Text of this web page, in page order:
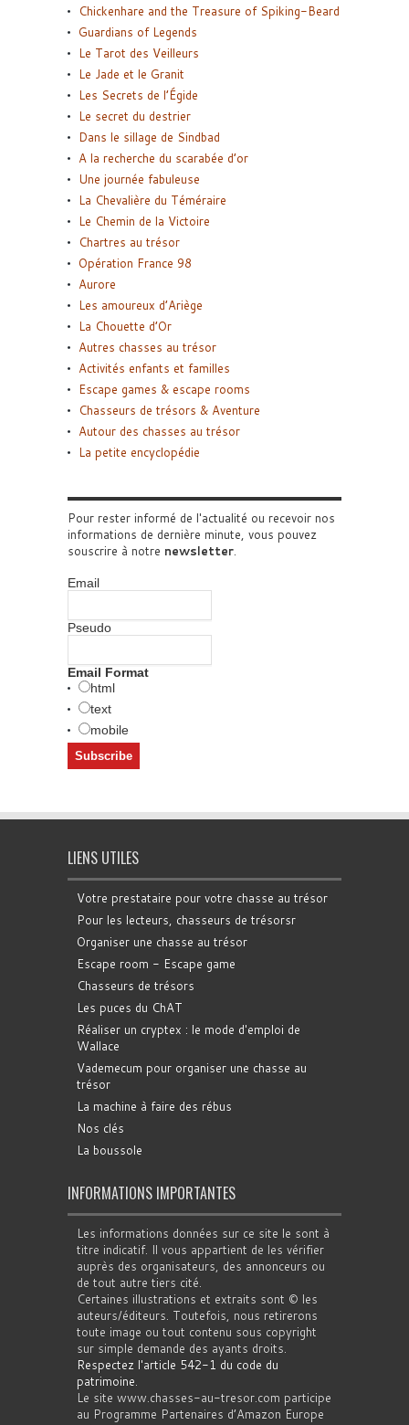
Chickenhare and the Treasure of Spiking-Beard
Guardians of Legends
Le Tarot des Veilleurs
Le Jade et le Granit
Les Secrets de l’Égide
Le secret du destrier
Dans le sillage de Sindbad
A la recherche du scarabée d’or
Une journée fabuleuse
La Chevalière du Téméraire
Le Chemin de la Victoire
Chartres au trésor
Opération France 98
Aurore
Les amoureux d’Ariège
La Chouette d’Or
Autres chasses au trésor
Activités enfants et familles
Escape games & escape rooms
Chasseurs de trésors & Aventure
Autour des chasses au trésor
La petite encyclopédie
Pour rester informé de l'actualité ou recevoir nos
informations de dernière minute, vous pouvez
souscrire à notre newsletter.
Email
Pseudo
Email Format
html
text
mobile
LIENS UTILES
Votre prestataire pour votre chasse au trésor
Pour les lecteurs, chasseurs de trésorsr
Organiser une chasse au trésor
Escape room - Escape game
Chasseurs de trésors
Les puces du ChAT
Réaliser un cryptex : le mode d'emploi de
Wallace
Vademecum pour organiser une chasse au
trésor
La machine à faire des rébus
Nos clés
La boussole
INFORMATIONS IMPORTANTES
Les informations données sur ce site le sont à
titre indicatif. Il vous appartient de les vérifier
auprès des organisateurs, des annonceurs ou
de tout autre tiers cité.
Certaines illustrations et extraits sont © les
auteurs/éditeurs. Toutefois, nous retirerons
toute image ou tout contenu sous copyright
sur simple demande des ayants droits.
Respectez l'article 542-1 du code du
patrimoine.
Le site www.chasses-au-tresor.com participe
au Programme Partenaires d’Amazon Europe